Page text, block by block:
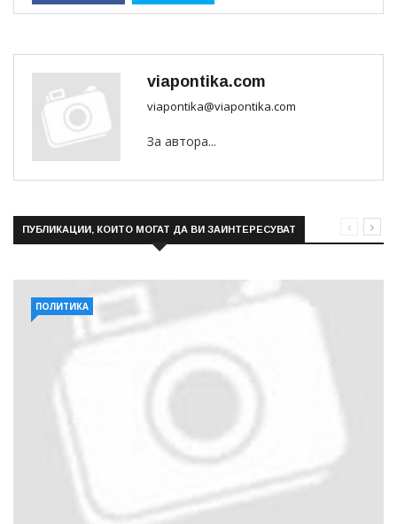
viapontika.com
viapontika@viapontika.com
За автора...
ПУБЛИКАЦИИ, КОИТО МОГАТ ДА ВИ ЗАИНТЕРЕСУВАТ
ПОЛИТИКА